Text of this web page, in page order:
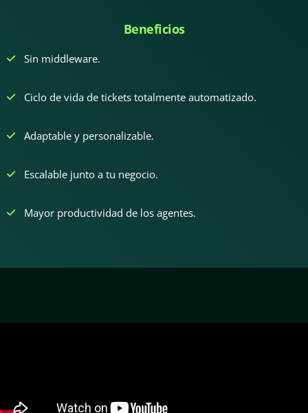
Beneficios
Sin middleware.
Ciclo de vida de tickets totalmente automatizado.
Adaptable y personalizable.
Escalable junto a tu negocio.
Mayor productividad de los agentes.